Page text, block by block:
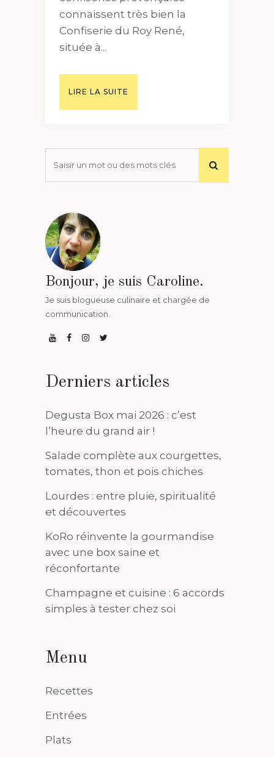
connaissent très bien la
Confiserie du Roy René,
située à...
LIRE LA SUITE
Bonjour, je suis Caroline.
Je suis blogueuse culinaire et chargée de
communication.
Derniers articles
Degusta Box mai 2026 : c’est
l’heure du grand air !
Salade complète aux courgettes,
tomates, thon et pois chiches
Lourdes : entre pluie, spiritualité
et découvertes
KoRo réinvente la gourmandise
avec une box saine et
réconfortante
Champagne et cuisine : 6 accords
simples à tester chez soi
Menu
Recettes
Entrées
Plats